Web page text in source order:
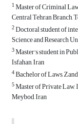
1Master of Criminal
Central Tehran Branch,
2Doctoral student of
Science and Research
3Master's student in
Isfahan, Iran
4Bachelor of Laws,
5Master of Private
Meybod, Iran